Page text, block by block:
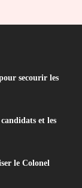
secourir les
et les
le Colonel